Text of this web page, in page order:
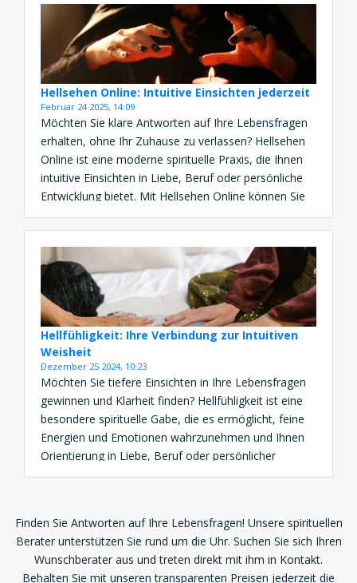
Hellsehen Bedeutung liegt in ihrer […]
Hellsehen Online: Intuitive Einsichten jederzeit
Februar 24 2025, 14:09
Möchten Sie klare Antworten auf Ihre Lebensfragen
erhalten, ohne Ihr Zuhause zu verlassen? Hellsehen
Online ist eine moderne spirituelle Praxis, die Ihnen
intuitive Einsichten in Liebe, Beruf oder persönliche
Entwicklung bietet. Mit Hellsehen Online können Sie
die Weisheit eines Hellsehers oder einer Hellseherin
jederzeit und überall nutzen. Ob durch Tarot
Hellsehen oder Glaskugel Hellsehen – […]
Hellfühligkeit: Ihre Verbindung zur Intuitiven
Weisheit
Dezember 25 2024, 10:23
Möchten Sie tiefere Einsichten in Ihre Lebensfragen
gewinnen und Klarheit finden? Hellfühligkeit ist eine
besondere spirituelle Gabe, die es ermöglicht, feine
Energien und Emotionen wahrzunehmen und Ihnen
Orientierung in Liebe, Beruf oder persönlicher
Entwicklung zu bieten. Die Bedeutung dieser Gabe
Beratung, ein […]
Finden Sie Antworten auf Ihre Lebensfragen! Unsere spirituellen
Berater unterstützen Sie rund um die Uhr. Suchen Sie sich Ihren
Wunschberater aus und treten direkt mit ihm in Kontakt.
Behalten Sie mit unseren transparenten Preisen jederzeit die